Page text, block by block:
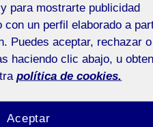
(5)
per un moment d'aquesta
fins a quin punt es pot parlar
haurà d'ajudar la mateixa
del 1975 (és a dir
la narració correspon a una
contesta:
para mostrarte publicidad
con un perfil elaborado a
Puedes aceptar, rechazar o
haciendo clic abajo, u
política de cookies.
Aceptar